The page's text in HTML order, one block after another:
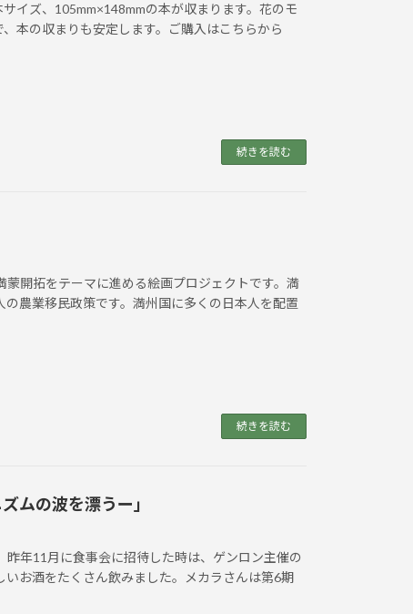
イズ、105mm×148mmの本が収まります。花のモ
本の収まりも安定します。ご購入はこちらから
続きを読む
蒙開拓をテーマに進める絵画プロジェクトです。満
農業移民政策です。満州国に多くの日本人を配置
続きを読む
ムの波を漂うー」
年11月に食事会に招待した時は、ゲンロン主催の
お酒をたくさん飲みました。メカラさんは第6期